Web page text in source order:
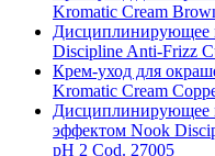
Kromatic Cream
Дисциплинирующее
Discipline Anti-Frizz
Крем-уход для
Kromatic Cream
Дисциплинирующее
эффектом Nook
pH 2 Cod. 27005